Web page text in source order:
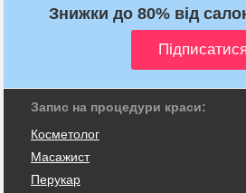
Знижки до 80% від
Запис на процедури краси:
Косметолог
Масажист
Перукар